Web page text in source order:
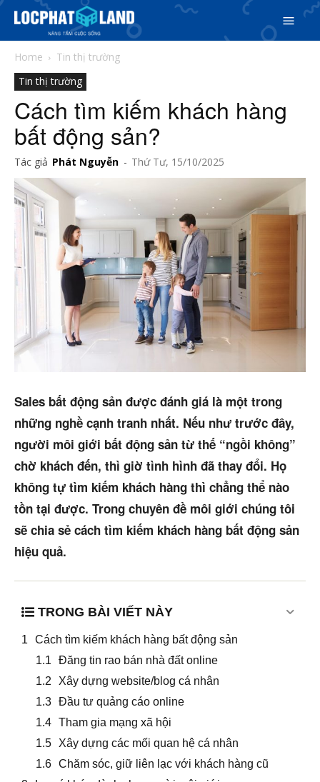
Search
Search
5/5(3 Reviews)
Phiên bản cập nhật V3
& tìm kiếm nhanh chóng hơn
Trang chủ
Dự án
Mua bán
Thị trường
Liên hệ
Search
5/5(3 Reviews)
Home
Tin thị trường
Tin thị trường
Cách tìm kiếm khách hàng
bất động sản?
Tác giả Phát Nguyễn - Thứ Tư, 15/10/2025
Sales bất động sản được đánh giá là một trong
những nghề cạnh tranh nhất. Nếu như trước đây,
người môi giới bất động sản từ thế “ngồi không”
chờ khách đến, thì giờ tình hình đã thay đổi. Họ
không tự tìm kiếm khách hàng thì chẳng thể nào
tồn tại được. Trong chuyên đề môi giới chúng tôi
sẽ chia sẻ cách tìm kiếm khách hàng bất động sản
hiệu quả.
TRONG BÀI VIẾT NÀY
Cách tìm kiếm khách hàng bất động sản
Đăng tin rao bán nhà đất online
Xây dựng website/blog cá nhân
Đầu tư quảng cáo online
Tham gia mạng xã hội
Xây dựng các mối quan hệ cá nhân
Chăm sóc, giữ liên lạc với khách hàng cũ